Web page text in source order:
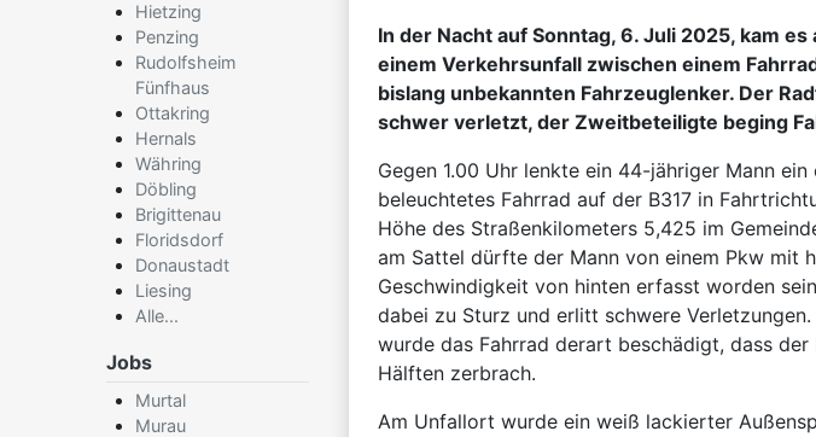
Hietzing
Penzing
Rudolfsheim
Fünfhaus
Ottakring
Hernals
Währing
Döbling
Brigittenau
Floridsdorf
Donaustadt
Liesing
Alle...
Jobs
Murtal
Murau
In der Nacht auf Sonntag, 6. Juli 2025, kam es
einem Verkehrsunfall zwischen einem
bislang unbekannten Fahrzeuglenker. Der
schwer verletzt, der Zweitbeteiligte beging
Gegen 1.00 Uhr lenkte ein 44-jähriger Mann ein
beleuchtetes Fahrrad auf der B317 in
Höhe des Straßenkilometers 5,425 im
am Sattel dürfte der Mann von einem Pkw mit
Geschwindigkeit von hinten erfasst worden
dabei zu Sturz und erlitt schwere
wurde das Fahrrad derart beschädigt, dass der
Hälften zerbrach.
Am Unfallort wurde ein weiß lackierter